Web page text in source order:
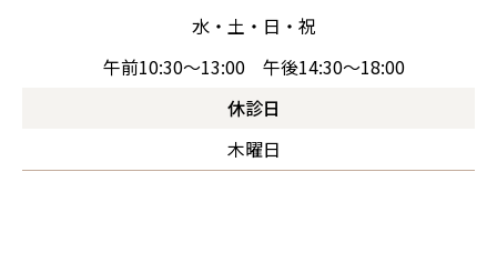
水・土・日・祝
午前10:30～13:00 午後14:30～18:00
休診日
木曜日